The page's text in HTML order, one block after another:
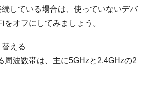
続している場合は、使っていないデバ
をオフにしてみましょう。
える
周波数帯は、主に5GHzと2.4GHzの2